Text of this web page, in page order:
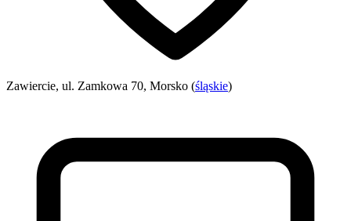
Zawiercie, ul. Zamkowa 70, Morsko (śląskie)